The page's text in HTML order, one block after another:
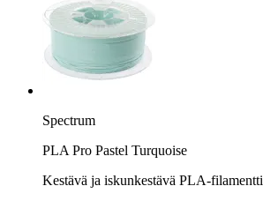
Spectrum
PLA Pro Pastel Turquoise
Kestävä ja iskunkestävä PLA-filamentti